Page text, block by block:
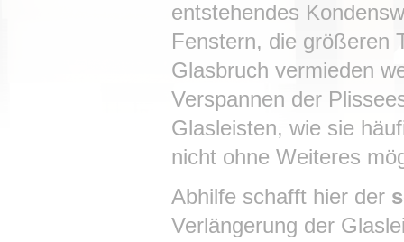
entstehendes
Fenstern, die größeren
Glasbruch vermieden
Verspannen der
Glasleisten, wie sie
nicht ohne Weiteres
Abhilfe schafft hier der
Verlängerung der